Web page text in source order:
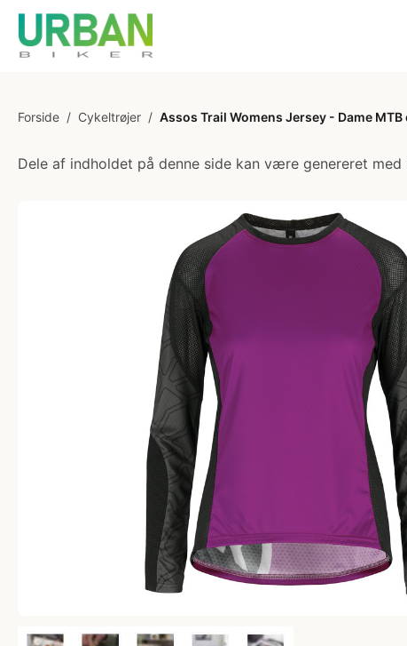
Forside / Cykeltrøjer / Assos Trail Womens Jersey - Dame
Dele af indholdet på denne side kan være genereret